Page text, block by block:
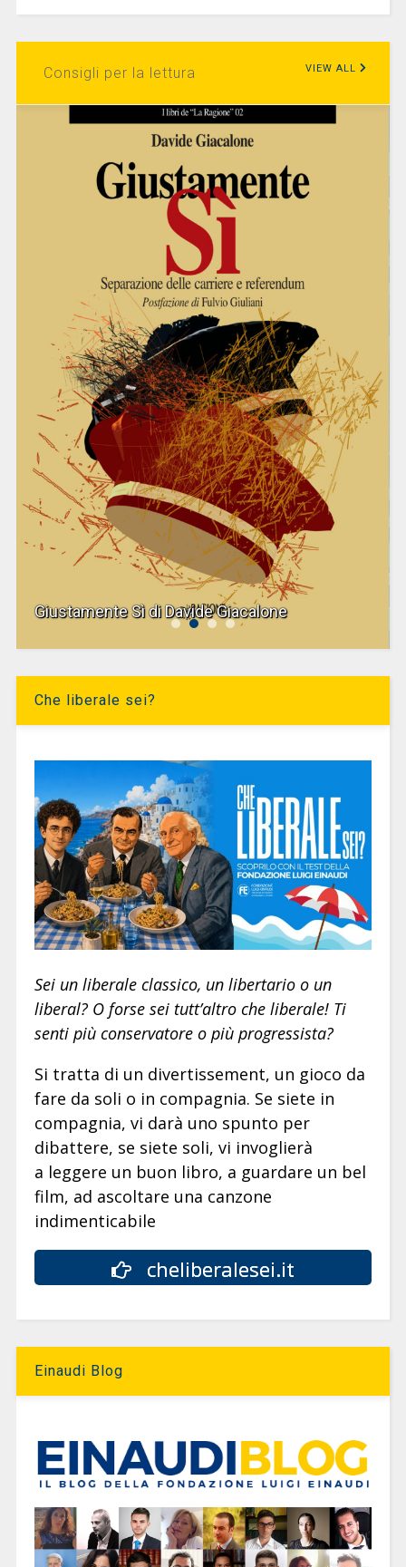
Consigli per la lettura VIEW ALL
Giustamente Sì di Davide Giacalone
Che liberale sei?
Sei un liberale classico, un libertario o un
liberal? O forse sei tutt’altro che liberale! Ti
senti più conservatore o più progressista?
Si tratta di un divertissement, un gioco da
fare da soli o in compagnia. Se siete in
compagnia, vi darà uno spunto per
dibattere, se siete soli, vi invoglierà
a leggere un buon libro, a guardare un bel
film, ad ascoltare una canzone
indimenticabile
cheliberalesei.it
Einaudi Blog